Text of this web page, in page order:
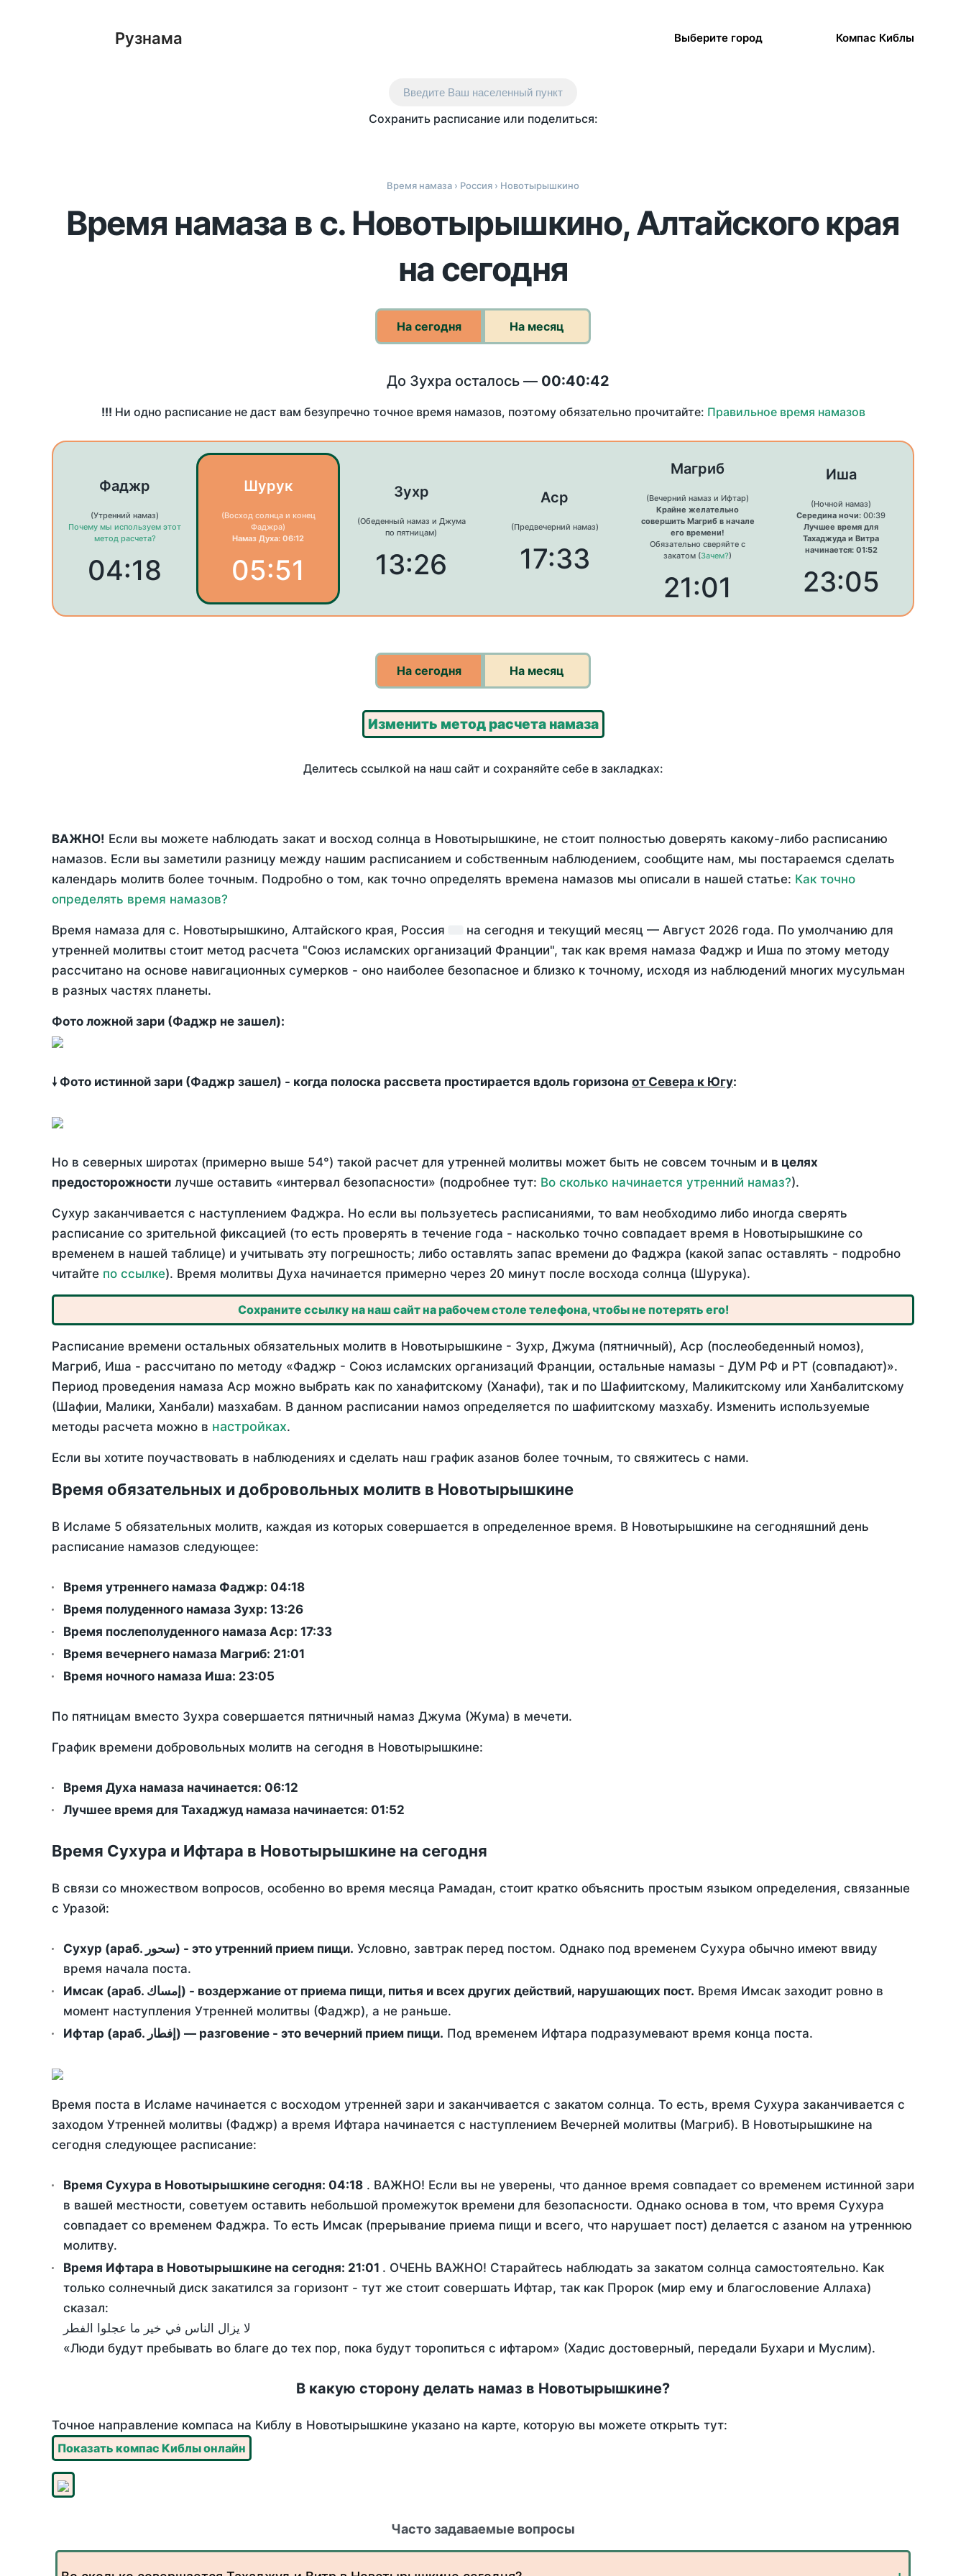
Рузнама Выберите город Компас Киблы
Введите Ваш населенный пункт
Сохранить расписание или поделиться:
Время намаза › Россия › Новотырышкино
Время намаза в с. Новотырышкино, Алтайского края
на сегодня
На сегодня На месяц
До Зухра осталось — 00:40:42
!!! Ни одно расписание не даст вам безупречно точное время намазов, поэтому обязательно прочитайте: Правильное время намазов
Фаджр
(Утренний намаз)
Почему мы используем этот
метод расчета?
04:18
Шурук
(Восход солнца и конец
Фаджра)
Намаз Духа: 06:12
05:51
Зухр
(Обеденный намаз и Джума
по пятницам)
13:26
Аср
(Предвечерний намаз)
17:33
Магриб
(Вечерний намаз и Ифтар)
Крайне желательно
совершить Магриб в начале
его времени!
Обязательно сверяйте с
закатом (Зачем?)
21:01
Иша
(Ночной намаз)
Середина ночи: 00:39
Лучшее время для
Тахаджуда и Витра
начинается: 01:52
23:05
На сегодня На месяц
Изменить метод расчета намаза
Делитесь ссылкой на наш сайт и сохраняйте себе в закладках:
ВАЖНО! Если вы можете наблюдать закат и восход солнца в Новотырышкине, не стоит полностью доверять какому-либо расписанию
намазов. Если вы заметили разницу между нашим расписанием и собственным наблюдением, сообщите нам, мы постараемся сделать
календарь молитв более точным. Подробно о том, как точно определять времена намазов мы описали в нашей статье: Как точно
определять время намазов?
Время намаза для с. Новотырышкино, Алтайского края, Россия на сегодня и текущий месяц — Август 2026 года. По умолчанию для
утренней молитвы стоит метод расчета "Союз исламских организаций Франции", так как время намаза Фаджр и Иша по этому методу
рассчитано на основе навигационных сумерков - оно наиболее безопасное и близко к точному, исходя из наблюдений многих мусульман
в разных частях планеты.
Фото ложной зари (Фаджр не зашел):
🠗 Фото истинной зари (Фаджр зашел) - когда полоска рассвета простирается вдоль горизона от Севера к Югу:
Но в северных широтах (примерно выше 54°) такой расчет для утренней молитвы может быть не совсем точным и в целях
предосторожности лучше оставить «интервал безопасности» (подробнее тут: Во сколько начинается утренний намаз?).
Сухур заканчивается с наступлением Фаджра. Но если вы пользуетесь расписаниями, то вам необходимо либо иногда сверять
расписание со зрительной фиксацией (то есть проверять в течение года - насколько точно совпадает время в Новотырышкине со
временем в нашей таблице) и учитывать эту погрешность; либо оставлять запас времени до Фаджра (какой запас оставлять - подробно
читайте по ссылке). Время молитвы Духа начинается примерно через 20 минут после восхода солнца (Шурука).
Сохраните ссылку на наш сайт на рабочем столе телефона, чтобы не потерять его!
Расписание времени остальных обязательных молитв в Новотырышкине - Зухр, Джума (пятничный), Аср (послеобеденный номоз),
Магриб, Иша - рассчитано по методу «Фаджр - Союз исламских организаций Франции, остальные намазы - ДУМ РФ и РТ (совпадают)».
Период проведения намаза Аср можно выбрать как по ханафитскому (Ханафи), так и по Шафиитскому, Маликитскому или Ханбалитскому
(Шафии, Малики, Ханбали) мазхабам. В данном расписании намоз определяется по шафиитскому мазхабу. Изменить используемые
методы расчета можно в настройках.
Если вы хотите поучаствовать в наблюдениях и сделать наш график азанов более точным, то свяжитесь с нами.
Время обязательных и добровольных молитв в Новотырышкине
В Исламе 5 обязательных молитв, каждая из которых совершается в определенное время. В Новотырышкине на сегодняшний день
расписание намазов следующее:
Время утреннего намаза Фаджр: 04:18
Время полуденного намаза Зухр: 13:26
Время послеполуденного намаза Аср: 17:33
Время вечернего намаза Магриб: 21:01
Время ночного намаза Иша: 23:05
По пятницам вместо Зухра совершается пятничный намаз Джума (Жума) в мечети.
График времени добровольных молитв на сегодня в Новотырышкине:
Время Духа намаза начинается: 06:12
Лучшее время для Тахаджуд намаза начинается: 01:52
Время Сухура и Ифтара в Новотырышкине на сегодня
В связи со множеством вопросов, особенно во время месяца Рамадан, стоит кратко объяснить простым языком определения, связанные
с Уразой:
Сухур (араб. سحور) - это утренний прием пищи. Условно, завтрак перед постом. Однако под временем Сухура обычно имеют ввиду
время начала поста.
Имсак (араб. إمساك) - воздержание от приема пищи, питья и всех других действий, нарушающих пост. Время Имсак заходит ровно в
момент наступления Утренней молитвы (Фаджр), а не раньше.
Ифтар (араб. إفطار) — разговение - это вечерний прием пищи. Под временем Ифтара подразумевают время конца поста.
Время поста в Исламе начинается с восходом утренней зари и заканчивается с закатом солнца. То есть, время Сухура заканчивается с
заходом Утренней молитвы (Фаджр) а время Ифтара начинается с наступлением Вечерней молитвы (Магриб). В Новотырышкине на
сегодня следующее расписание:
Время Сухура в Новотырышкине сегодня: 04:18 . ВАЖНО! Если вы не уверены, что данное время совпадает со временем истинной зари
в вашей местности, советуем оставить небольшой промежуток времени для безопасности. Однако основа в том, что время Сухура
совпадает со временем Фаджра. То есть Имсак (прерывание приема пищи и всего, что нарушает пост) делается с азаном на утреннюю
молитву.
Время Ифтара в Новотырышкине на сегодня: 21:01 . ОЧЕНЬ ВАЖНО! Старайтесь наблюдать за закатом солнца самостоятельно. Как
только солнечный диск закатился за горизонт - тут же стоит совершать Ифтар, так как Пророк (мир ему и благословение Аллаха)
сказал:
لا يزال الناس في خير ما عجلوا الفطر
«Люди будут пребывать во благе до тех пор, пока будут торопиться с ифтаром» (Хадис достоверный, передали Бухари и Муслим).
В какую сторону делать намаз в Новотырышкине?
Точное направление компаса на Киблу в Новотырышкине указано на карте, которую вы можете открыть тут:
Показать компас Киблы онлайн
Часто задаваемые вопросы